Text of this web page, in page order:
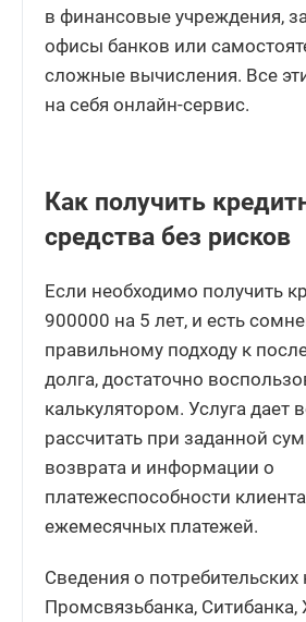
в финансовые учреждения,
офисы банков или
сложные вычисления. Все
на себя онлайн-сервис.
Как получить
средства без рисков
Если необходимо получить
900000 на 5 лет, и есть
правильному подходу к
долга, достаточно
калькулятором. Услуга дает
рассчитать при заданной
возврата и информации о
платежеспособности
ежемесячных платежей.
Сведения о потребительских
Промсвязьбанка, Ситибанка,